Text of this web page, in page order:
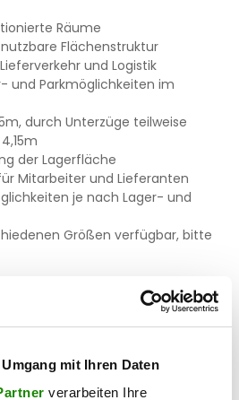
mit Ihren Daten
verarbeiten Ihre
Räume
Flächenstruktur
und Logistik
und Parkmöglichkeiten im
durch Unterzüge teilweise
der Lagerfläche
Mitarbeiter und Lieferanten
je nach Lager- und
Größen verfügbar, bitte
A23, Sterngasse
dem
McDonald's, Supermärkte,